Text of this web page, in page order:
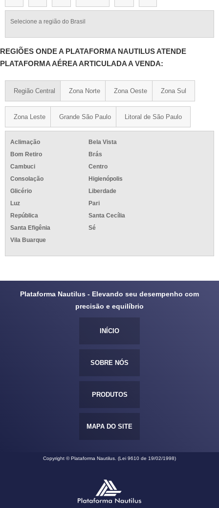
Selecione a região do Brasil
REGIÕES ONDE A PLATAFORMA NAUTILUS ATENDE
PLATAFORMA AÉREA ARTICULADA A VENDA:
Região Central Zona Norte Zona Oeste Zona Sul
Zona Leste Grande São Paulo Litoral de São Paulo
Aclimação
Bela Vista
Bom Retiro
Brás
Cambuci
Centro
Consolação
Higienópolis
Glicério
Liberdade
Luz
Pari
República
Santa Cecília
Santa Efigênia
Sé
Vila Buarque
Plataforma Nautilus - Elevando seu desempenho com
precisão e equilíbrio
INÍCIO
SOBRE NÓS
PRODUTOS
MAPA DO SITE
Copyright © Plataforma Nautilus. (Lei 9610 de 19/02/1998)